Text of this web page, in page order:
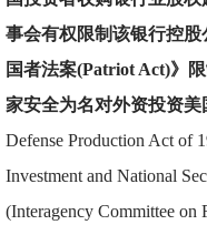
事会有权限制该银行控
国者法案(Patriot Act)》
家安全为名对外资投资
Defense Production Act of
Investment and National
(Interagency Committee on